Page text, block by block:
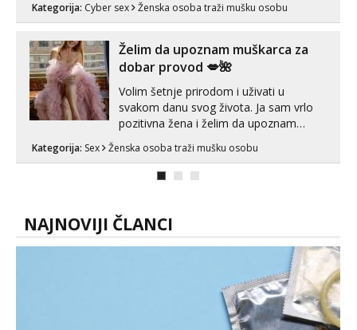
poruku na Whatsapp, Telegram ili Viber.
autentičnosti možeš me vidjeti na
videopozivu. 😉 S vama sam vec 5 ...
Kategorija: Cyber sex Ženska osoba traži mušku osobu
Želim da upoznam muškarca za
dobar provod 💋🌺
Volim šetnje prirodom i uživati u
svakom danu svog života. Ja sam vrlo
pozitivna žena i želim da upoznam
može i nešto više.💋🌺 Klikni na link
ispod i nadji me tamo, cekam te!
Kategorija: Sex Ženska osoba traži mušku osobu
NAJNOVIJI ČLANCI